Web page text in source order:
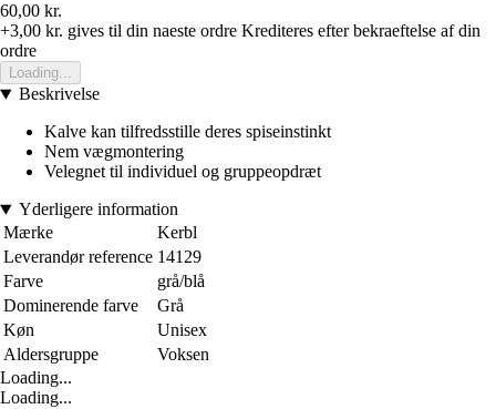
60,00 kr.
+3,00 kr. gives til din naeste ordre Krediteres efter bekraeftelse af din
ordre
Loading...
Beskrivelse
Kalve kan tilfredsstille deres spiseinstinkt
Nem vægmontering
Velegnet til individuel og gruppeopdræt
Yderligere information
Mærke
Kerbl
Leverandør reference 14129
Farve
grå/blå
Dominerende farve
Grå
Køn
Unisex
Aldersgruppe
Voksen
Loading...
Loading...